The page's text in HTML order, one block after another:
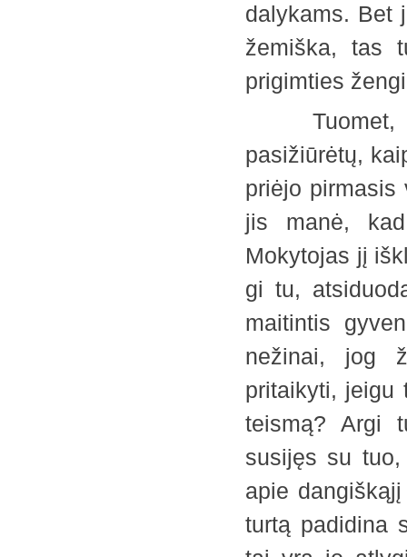
dalykams. Bet
žemiška, tas
prigimties
Tuomet,
pasižiūrėtų,
priėjo pirmasis
jis manė,
Mokytojas jį
gi tu,
maitintis
nežinai, jog
pritaikyti, jeigu
teismą? Argi
susijęs su
apie
turtą padidina